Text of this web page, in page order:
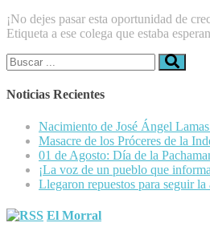
​¡No dejes pasar esta oportunidad de
​Etiqueta a ese colega que estaba
Buscar:
Noticias Recientes
Nacimiento de José Ángel
Masacre de los Próceres de la
01 de Agosto: Día de la
¡La voz de un pueblo que
Llegaron repuestos para seguir
El Morral